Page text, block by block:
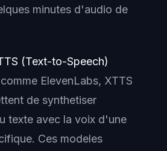
minutes d'audio de
(Text-to-Speech)
comme ElevenLabs, XTTS
de synthetiser
texte avec la voix d'une
Ces modeles